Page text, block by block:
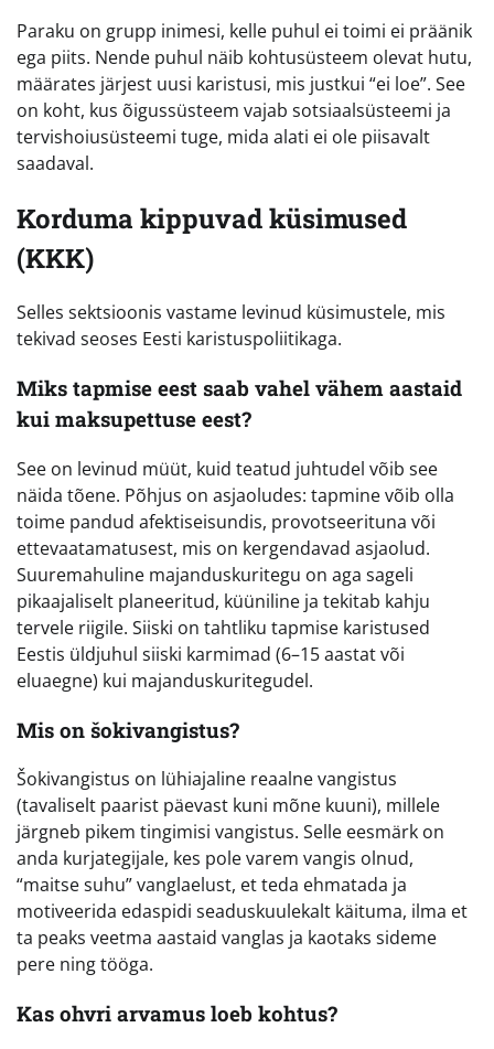
Paraku on grupp inimesi, kelle puhul ei toimi ei präänik
ega piits. Nende puhul näib kohtusüsteem olevat hutu,
määrates järjest uusi karistusi, mis justkui “ei loe”. See
on koht, kus õigussüsteem vajab sotsiaalsüsteemi ja
tervishoiusüsteemi tuge, mida alati ei ole piisavalt
saadaval.
Korduma kippuvad küsimused
(KKK)
Selles sektsioonis vastame levinud küsimustele, mis
tekivad seoses Eesti karistuspoliitikaga.
Miks tapmise eest saab vahel vähem aastaid
kui maksupettuse eest?
See on levinud müüt, kuid teatud juhtudel võib see
näida tõene. Põhjus on asjaoludes: tapmine võib olla
toime pandud afektiseisundis, provotseerituna või
ettevaatamatusest, mis on kergendavad asjaolud.
Suuremahuline majanduskuritegu on aga sageli
pikaajaliselt planeeritud, küüniline ja tekitab kahju
tervele riigile. Siiski on tahtliku tapmise karistused
Eestis üldjuhul siiski karmimad (6–15 aastat või
eluaegne) kui majanduskuritegudel.
Mis on šokivangistus?
Šokivangistus on lühiajaline reaalne vangistus
(tavaliselt paarist päevast kuni mõne kuuni), millele
järgneb pikem tingimisi vangistus. Selle eesmärk on
anda kurjategijale, kes pole varem vangis olnud,
“maitse suhu” vanglaelust, et teda ehmatada ja
motiveerida edaspidi seaduskuulekalt käituma, ilma et
ta peaks veetma aastaid vanglas ja kaotaks sideme
pere ning tööga.
Kas ohvri arvamus loeb kohtus?